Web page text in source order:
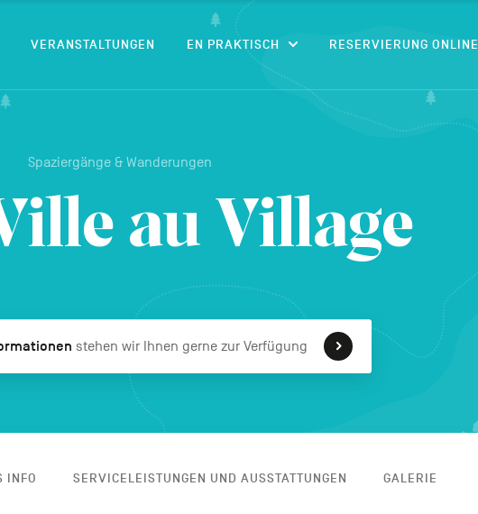
VERANSTALTUNGEN EN PRAKTISCH RESERVIERUNG ONLINE
BESTÄTIGEN
Spaziergänge & Wanderungen
au Village
stehen wir Ihnen gerne zur Verfügung
INFO SERVICELEISTUNGEN UND AUSSTATTUNGEN GALERIE